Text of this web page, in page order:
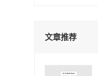
文章推荐